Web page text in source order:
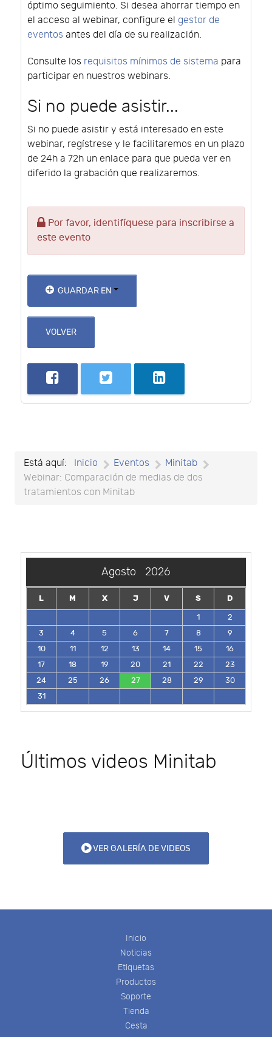
óptimo seguimiento. Si desea ahorrar tiempo en
el acceso al webinar, configure el gestor de
eventos antes del día de su realización.
Consulte los requisitos mínimos de sistema para
participar en nuestros webinars.
Si no puede asistir...
Si no puede asistir y está interesado en este
webinar, regístrese y le facilitaremos en un plazo
de 24h a 72h un enlace para que pueda ver en
diferido la grabación que realizaremos.
Por favor, identifíquese para inscribirse a
este evento
GUARDAR EN
VOLVER
Está aquí: Inicio Eventos
Minitab
Webinar: Comparación de medias de dos
tratamientos con Minitab
Agosto 2026
L M X J V S
D
1
2
3
4 5 6 7 8
9
10
11 12 13 14 15
16
17
18 19 20 21 22
23
24
25 26 27 28 29
30
31
Últimos videos Minitab
VER GALERÍA DE VIDEOS
Inicio
Noticias
Etiquetas
Productos
Soporte
Tienda
Cesta